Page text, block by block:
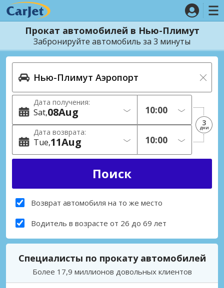
Прокат автомобилей в Нью-Плимут
Забронируйте автомобиль за 3 минуты
Дата получения:
Sat 08Aug
Дата возврата:
Tue 11Aug
3
дни
Возврат автомобиля на то же место
Водитель в возрасте от 26 до 69 лет
Специалисты по прокату автомобилей
Более 17,9 миллионов довольных клиентов